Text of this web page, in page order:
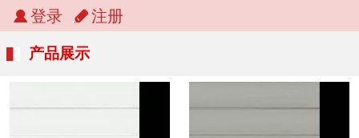
登录 注册
产品展示